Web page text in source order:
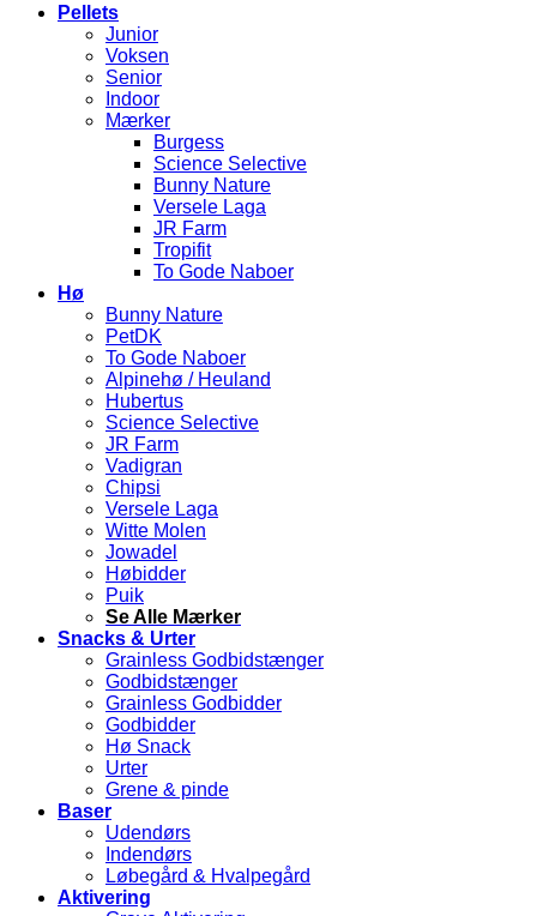
Pellets
Junior
Voksen
Senior
Indoor
Mærker
Burgess
Science Selective
Bunny Nature
Versele Laga
JR Farm
Tropifit
To Gode Naboer
Hø
Bunny Nature
PetDK
To Gode Naboer
Alpinehø / Heuland
Hubertus
Science Selective
JR Farm
Vadigran
Chipsi
Versele Laga
Witte Molen
Jowadel
Høbidder
Puik
Se Alle Mærker
Snacks & Urter
Grainless Godbidstænger
Godbidstænger
Grainless Godbidder
Godbidder
Hø Snack
Urter
Grene & pinde
Baser
Udendørs
Indendørs
Løbegård & Hvalpegård
Aktivering